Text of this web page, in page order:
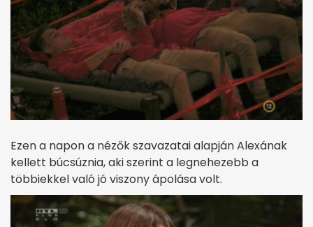
Ezen a napon a nézők szavazatai alapján Alexának
kellett búcsúznia, aki szerint a legnehezebb a
többiekkel való jó viszony ápolása volt.